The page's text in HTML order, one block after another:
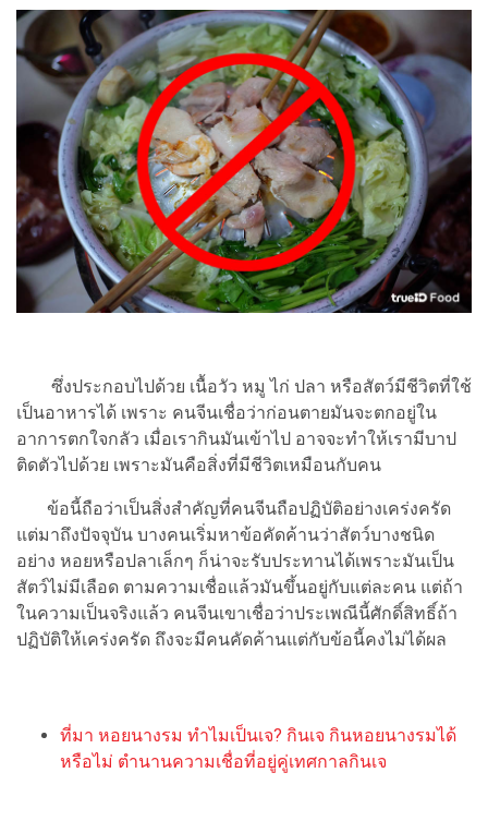
ซึ่งประกอบไปด้วย เนื้อวัว หมู ไก่ ปลา หรือสัตว์มีชีวิตที่ใช้
เป็นอาหารได้ เพราะ คนจีนเชื่อว่าก่อนตายมันจะตกอยู่ใน
อาการตกใจกลัว เมื่อเรากินมันเข้าไป อาจจะทำให้เรามีบาป
ติดตัวไปด้วย เพราะมันคือสิ่งที่มีชีวิตเหมือนกับคน
ข้อนี้ถือว่าเป็นสิ่งสำคัญที่คนจีนถือปฏิบัติอย่างเคร่งครัด
แต่มาถึงปัจจุบัน บางคนเริ่มหาข้อคัดค้านว่าสัตว์บางชนิด
อย่าง หอยหรือปลาเล็กๆ ก็น่าจะรับประทานได้เพราะมันเป็น
สัตว์ไม่มีเลือด ตามความเชื่อแล้วมันขึ้นอยู่กับแต่ละคน แต่ถ้า
ในความเป็นจริงแล้ว คนจีนเขาเชื่อว่าประเพณีนี้ศักดิ์สิทธิ์ถ้า
ปฏิบัติให้เคร่งครัด ถึงจะมีคนคัดค้านแต่กับข้อนี้คงไม่ได้ผล
ที่มา หอยนางรม ทำไมเป็นเจ? กินเจ กินหอยนางรมได้
หรือไม่ ตำนานความเชื่อที่อยู่คู่เทศกาลกินเจ